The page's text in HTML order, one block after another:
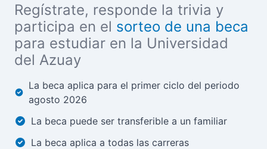
Regístrate, responde la trivia y
participa en el sorteo de una beca
para estudiar en la Universidad
del Azuay
La beca aplica para el primer ciclo del periodo
agosto 2026
La beca puede ser transferible a un familiar
La beca aplica a todas las carreras